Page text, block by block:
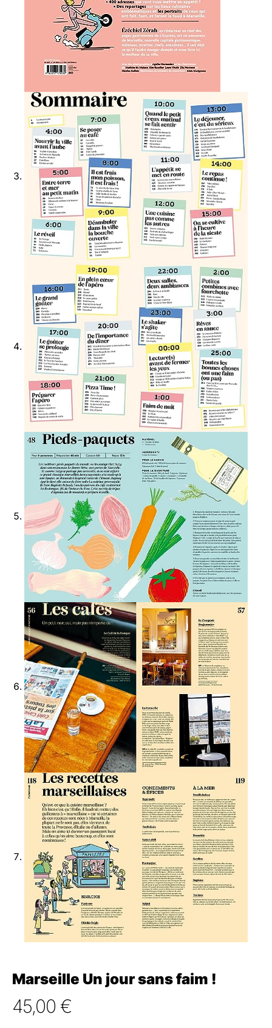
Marseille Un jour sans faim !
45,00 €